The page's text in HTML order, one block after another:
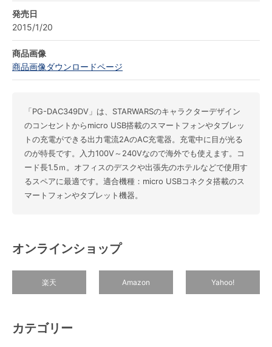
発売日
2015/1/20
商品画像
商品画像ダウンロードページ
「PG-DAC349DV」は、STARWARSのキャラクターデザイン
のコンセントからmicro USB搭載のスマートフォンやタブレッ
トの充電ができる出力電流2AのAC充電器。充電中に目が光る
のが特長です。入力100V～240Vなので海外でも使えます。コ
ード長1.5ｍ。オフィスのデスクや出張先のホテルなどで使用す
るスペアに最適です。適合機種：micro USBコネクタ搭載のス
マートフォンやタブレット機器。
オンラインショップ
楽天 Amazon Yahoo!
カテゴリー